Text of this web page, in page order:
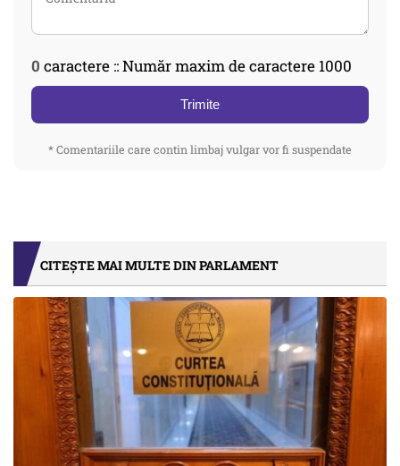
0 caractere :: Număr maxim de caractere 1000
Trimite
* Comentariile care contin limbaj vulgar vor fi suspendate
CITEȘTE MAI MULTE DIN PARLAMENT